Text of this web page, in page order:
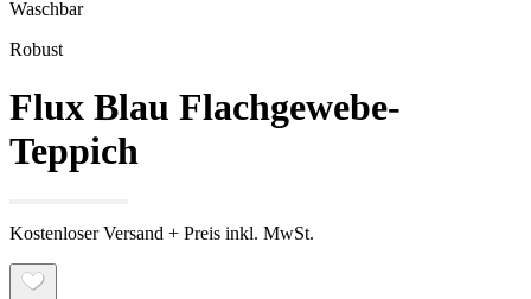
Waschbar
Robust
Flux Blau Flachgewebe-
Teppich
Kostenloser Versand + Preis inkl. MwSt.